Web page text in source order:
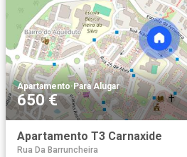
Apartamento· Para Alugar
650 €
Apartamento T3 Carnaxide
Rua Da Barruncheira